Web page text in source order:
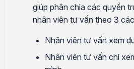
giúp phân chia các quyền
nhân viên tư vấn theo 3
Nhân viên tư vấn xem
Nhân viên tư vấn chỉ